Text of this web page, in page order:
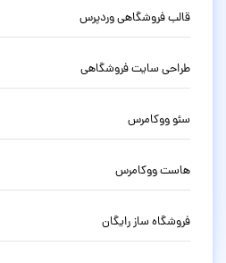
قالب فروشگاهی وردپرس
طراحی سایت فروشگاهی
سئو ووکامرس
هاست ووکامرس
فروشگاه ساز رایگان